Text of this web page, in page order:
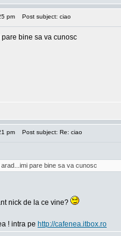
pm Post subject: ciao
bine sa va cunosc
pm Post subject: Re: ciao
pare bine sa va cunosc
nick de la ce vine?
! intra pe http://cafenea.itbox.ro